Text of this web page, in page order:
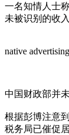
一名知情人士
未被识别的收
native advertising
中国财政部并
根据彭博注意
税务局已催促